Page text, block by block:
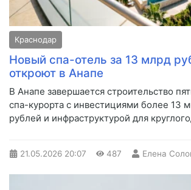
Краснодар
Новый спа-отель за 13 млрд
откроют в Анапе
В Анапе завершается строительство
спа-курорта с инвестициями более 13
рублей и инфраструктурой для
21.05.2026 20:07 487 Елена